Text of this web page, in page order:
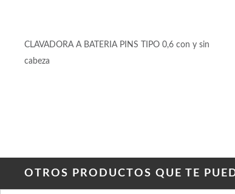
CLAVADORA A BATERIA PINS TIPO 0,6 con y sin
cabeza
OTROS PRODUCTOS QUE TE